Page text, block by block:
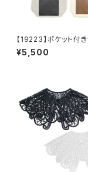
【19223】ポケット付
ーバッグ【送料無料】ハ
グ 無地バッグ PU
¥5,500